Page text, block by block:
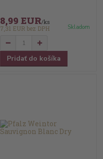
8,99 EUR/ks
7,31 EURbez DPH Skladom
Pridať do košíka